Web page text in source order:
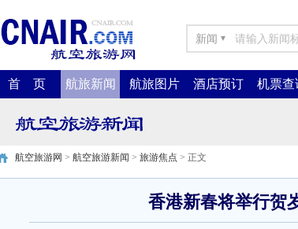
新闻 ▼
首 页 航旅新闻 航旅图片 酒店预订 机票查
航空旅游网 > 航空旅游新闻 > 旅游焦点 > 正文
香港新春将举行贺